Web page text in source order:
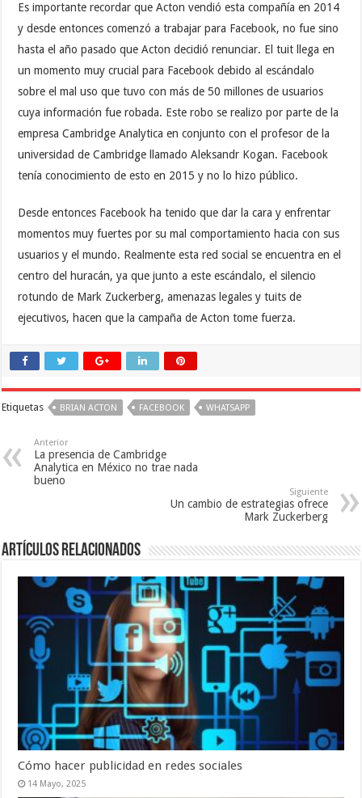
Es importante recordar que Acton vendió esta compañía en 2014
y desde entonces comenzó a trabajar para Facebook, no fue sino
hasta el año pasado que Acton decidió renunciar. El tuit llega en
un momento muy crucial para Facebook debido al escándalo
sobre el mal uso que tuvo con más de 50 millones de usuarios
cuya información fue robada. Este robo se realizo por parte de la
empresa Cambridge Analytica en conjunto con el profesor de la
universidad de Cambridge llamado Aleksandr Kogan. Facebook
tenía conocimiento de esto en 2015 y no lo hizo público.
Desde entonces Facebook ha tenido que dar la cara y enfrentar
momentos muy fuertes por su mal comportamiento hacia con sus
usuarios y el mundo. Realmente esta red social se encuentra en el
centro del huracán, ya que junto a este escándalo, el silencio
rotundo de Mark Zuckerberg, amenazas legales y tuits de
ejecutivos, hacen que la campaña de Acton tome fuerza.
Etiquetas BRIAN ACTON FACEBOOK WHATSAPP
Anterior
La presencia de Cambridge
Analytica en México no trae nada
bueno
Siguiente
Un cambio de estrategias ofrece
Mark Zuckerberg
Artículos relacionados
Cómo hacer publicidad en redes sociales
14 Mayo, 2025